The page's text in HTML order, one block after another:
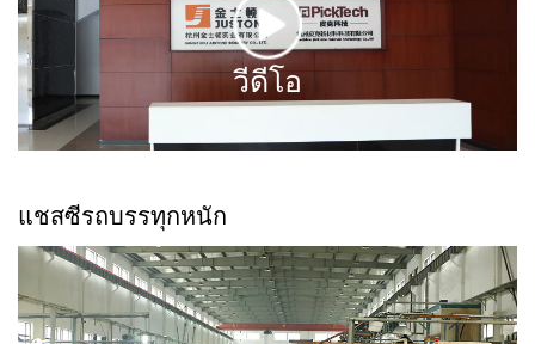
วีดีโอ
แชสซีรถบรรทุกหนัก